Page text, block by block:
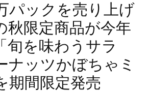
パックを売り上げ
秋限定商品が今年
旬を味わうサラ
ッツかぼちゃミ
期間限定発売